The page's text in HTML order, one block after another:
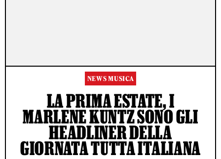
NEWS MUSICA
LA PRIMA ESTATE, I
MARLENE KUNTZ SONO GLI
HEADLINER DELLA
GIORNATA TUTTA ITALIANA